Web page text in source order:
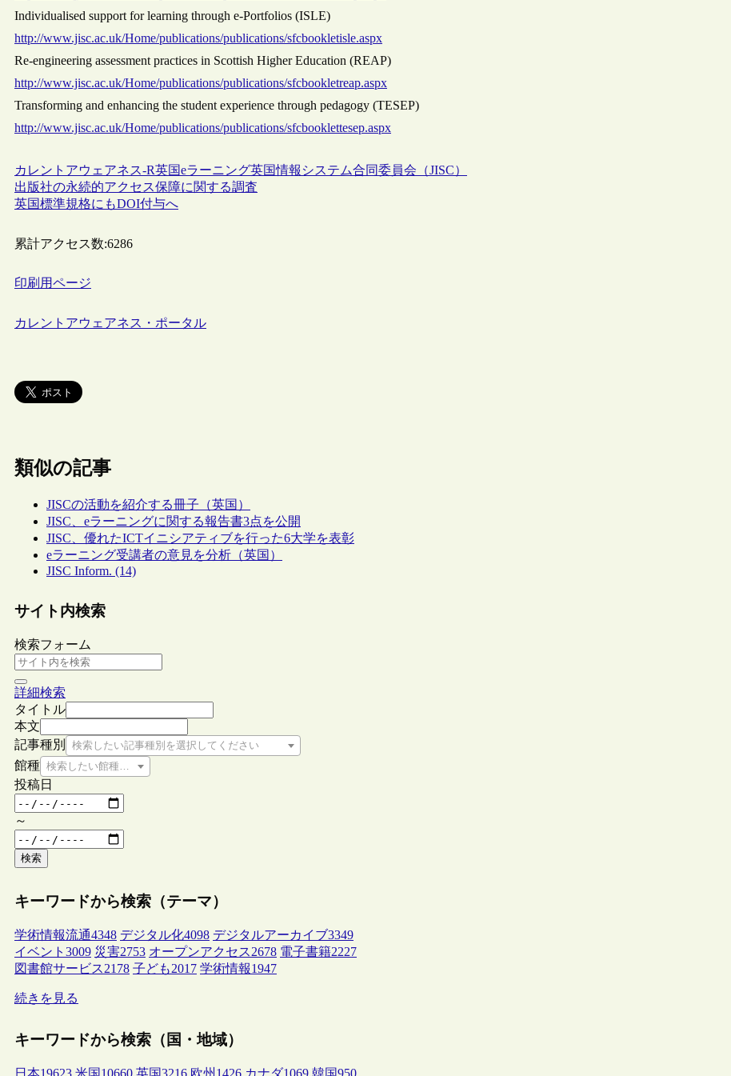
Individualised support for learning through e-Portfolios (ISLE)
http://www.jisc.ac.uk/Home/publications/publications/sfcbookletisle.aspx
Re-engineering assessment practices in Scottish Higher Education (REAP)
http://www.jisc.ac.uk/Home/publications/publications/sfcbookletreap.aspx
Transforming and enhancing the student experience through pedagogy (TESEP)
http://www.jisc.ac.uk/Home/publications/publications/sfcbooklettesep.aspx
カレントアウェアネス-R英国eラーニング英国情報システム合同委員会（JISC）
出版社の永続的アクセス保障に関する調査
英国標準規格にもDOI付与へ
累計アクセス数:6286
印刷用ページ
カレントアウェアネス・ポータル
類似の記事
JISCの活動を紹介する冊子（英国）
JISC、eラーニングに関する報告書3点を公開
JISC、優れたICTイニシアティブを行った6大学を表彰
eラーニング受講者の意見を分析（英国）
JISC Inform. (14)
サイト内検索
検索フォーム
詳細検索
タイトル
本文
記事種別
検索したい記事種別を選択してください
館種 検索したい館種を選択してください
投稿日
～
検索
キーワードから検索（テーマ）
学術情報流通4348 デジタル化4098 デジタルアーカイブ3349
イベント 3009 災害2753 オープンアクセス2678 電子書籍2227
図書館サービス2178 子ども2017 学術情報1947
続きを見る
キーワードから検索（国・地域）